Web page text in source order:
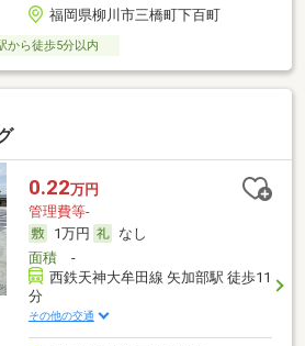
福岡県柳川市三橋町下百町
から徒歩5分以内
0.22万円
管理費等-
1万円
なし
面積-
西鉄天神大牟田線 矢加部駅 徒歩11
分
その他の交通